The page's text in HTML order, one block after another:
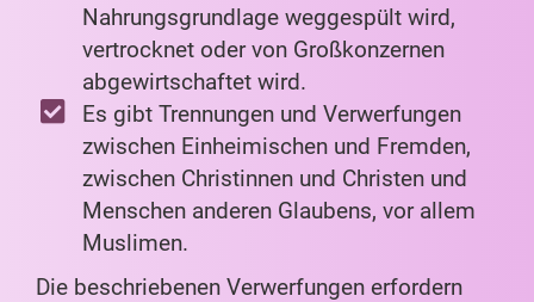
Nahrungsgrundlage weggespült wird,
vertrocknet oder von Großkonzernen
abgewirtschaftet wird.
Es gibt Trennungen und Verwerfungen
zwischen Einheimischen und Fremden,
zwischen Christinnen und Christen und
Menschen anderen Glaubens, vor allem
Muslimen.
Die beschriebenen Verwerfungen erfordern